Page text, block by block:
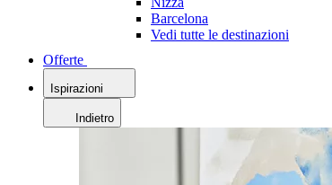
Barcelona
Vedi tutte le destinazioni
Offerte
Ispirazioni
Indietro